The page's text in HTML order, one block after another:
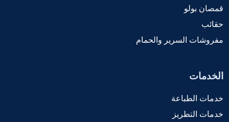
قمصان بولو
حقائب
مفروشات السرير والحمام
الخدمات
خدمات الطباعة
خدمات التطريز